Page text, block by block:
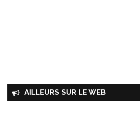
AILLEURS SUR LE WEB